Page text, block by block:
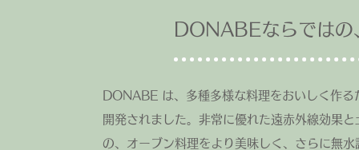
DONABEならではの
DONABE は、多種多様な料理をおいしく作
開発されました。非常に優れた遠赤外線効果
の、オーブン料理をより美味しく、さらに無